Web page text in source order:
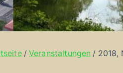
Veranstaltungen 2018,